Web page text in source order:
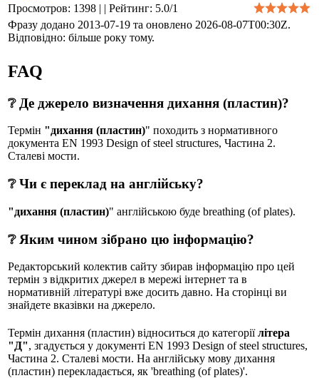
Просмотров: 1398 | | Рейтинг: 5.0/1
Фразу додано 2013-07-19 та оновлено 2026-08-07T00:30Z.
Відповідно: більше року тому.
FAQ
❔ Де джерело визначення дихання (пластин)?
Термін "дихання (пластин)" походить з нормативного
документа EN 1993 Design of steel structures, Частина 2.
Сталеві мости.
❔ Чи є переклад на англійську?
"дихання (пластин)" англійською буде breathing (of plates).
❔ Яким чином зібрано цю інформацію?
Редакторський колектив сайту збирав інформацію про цей
термін з відкритих джерел в мережі інтернет та в
нормативній літературі вже досить давно. На сторінці ви
знайдете вказівки на джерело.
Термін дихання (пластин) відноситься до категоріїлітера
"Д", згадується у документі EN 1993 Design of steel structures,
Частина 2. Сталеві мости. На англійську мову дихання
(пластин) перекладається, як 'breathing (of plates)'.